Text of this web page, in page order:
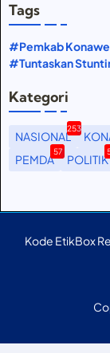
Tags
#Pemkab
#Tuntaskan
Kategori
NASIONAL
253
PEMDA
57
POLITIK
Kode EtikBox